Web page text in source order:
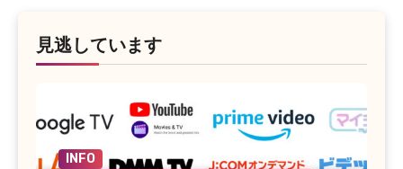
見逃しています
INFO